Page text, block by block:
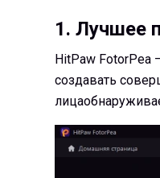
1. Лучшее
HitPaw FotorPea
создавать